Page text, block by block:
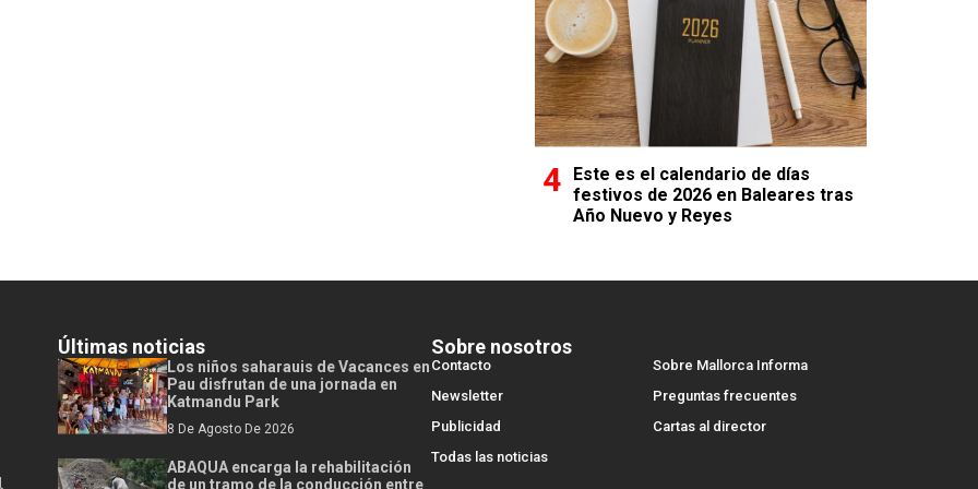
Este es el calendario de días
festivos de 2026 en Baleares tras
Año Nuevo y Reyes
Últimas noticias
Los niños saharauis de Vacances en
Pau disfrutan de una jornada en
Katmandu Park
8 De Agosto De 2026
ABAQUA encarga la rehabilitación
de un tramo de la conducción entre
Sobre nosotros
Contacto
Sobre Mallorca Informa
Newsletter
Preguntas frecuentes
Publicidad
Cartas al director
Todas las noticias